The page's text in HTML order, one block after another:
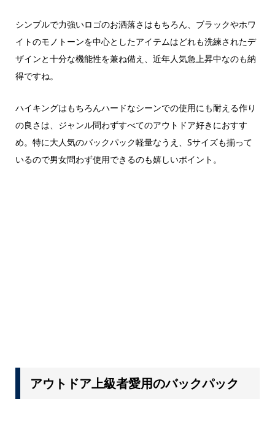
シンプルで力強いロゴのお洒落さはもちろん、ブラックやホワ
イトのモノトーンを中心としたアイテムはどれも洗練されたデ
ザインと十分な機能性を兼ね備え、近年人気急上昇中なのも納
得ですね。
ハイキングはもちろんハードなシーンでの使用にも耐える作り
の良さは、ジャンル問わずすべてのアウトドア好きにおすす
め。特に大人気のバックパック軽量なうえ、Sサイズも揃って
いるので男女問わず使用できるのも嬉しいポイント。
アウトドア上級者愛用のバックパック